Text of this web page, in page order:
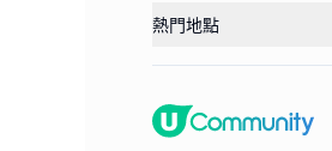
熱門地點